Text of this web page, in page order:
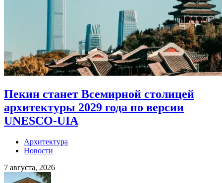
Пекин станет Всемирной столицей
архитектуры 2029 года по версии
UNESCO-UIA
Архитектура
Новости
7 августа, 2026